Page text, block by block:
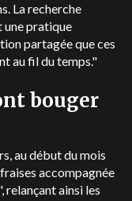
La recherche
une pratique
partagée que ces
au fil du temps."
bouger
au début du mois
accompagnée
relançant ainsi les